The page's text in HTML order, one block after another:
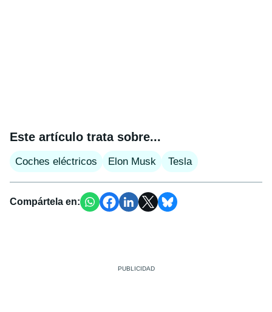
Este artículo trata sobre...
Coches eléctricos Elon Musk Tesla
Compártela en: